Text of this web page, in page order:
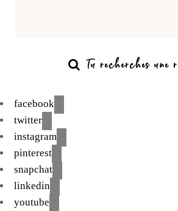
facebook
twitter
instagram
pinterest
snapchat
linkedin
youtube